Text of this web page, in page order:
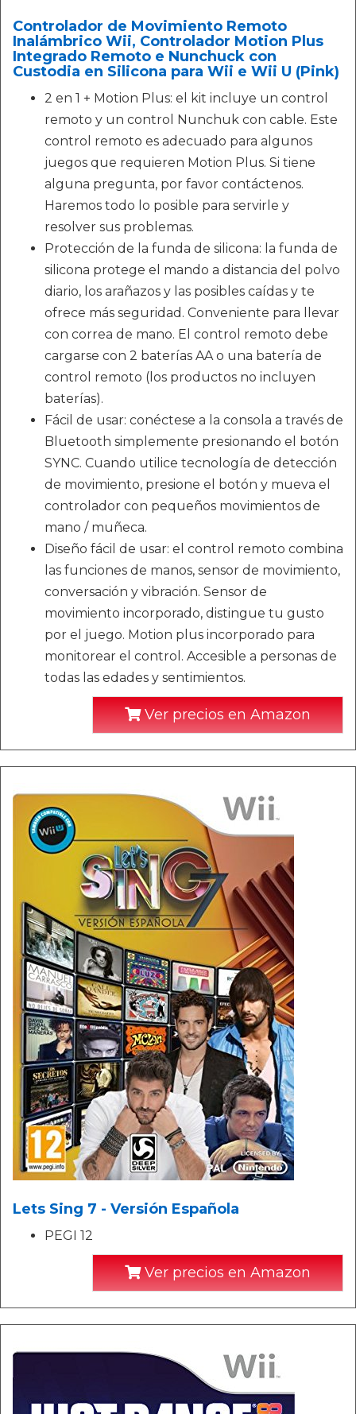
Controlador de Movimiento Remoto
Inalámbrico Wii, Controlador Motion Plus
Integrado Remoto e Nunchuck con
Custodia en Silicona para Wii e Wii U (Pink)
2 en 1 + Motion Plus: el kit incluye un control
remoto y un control Nunchuk con cable. Este
control remoto es adecuado para algunos
juegos que requieren Motion Plus. Si tiene
alguna pregunta, por favor contáctenos.
Haremos todo lo posible para servirle y
resolver sus problemas.
Protección de la funda de silicona: la funda de
silicona protege el mando a distancia del polvo
diario, los arañazos y las posibles caídas y te
ofrece más seguridad. Conveniente para llevar
con correa de mano. El control remoto debe
cargarse con 2 baterías AA o una batería de
control remoto (los productos no incluyen
baterías).
Fácil de usar: conéctese a la consola a través de
Bluetooth simplemente presionando el botón
SYNC. Cuando utilice tecnología de detección
de movimiento, presione el botón y mueva el
controlador con pequeños movimientos de
mano / muñeca.
Diseño fácil de usar: el control remoto combina
las funciones de manos, sensor de movimiento,
conversación y vibración. Sensor de
movimiento incorporado, distingue tu gusto
por el juego. Motion plus incorporado para
monitorear el control. Accesible a personas de
todas las edades y sentimientos.
Ver precios en Amazon
Lets Sing 7 - Versión Española
PEGI 12
Ver precios en Amazon